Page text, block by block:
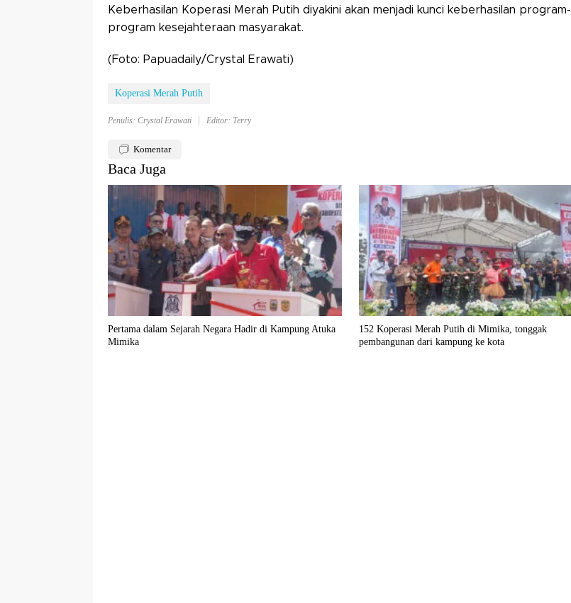
Keberhasilan Koperasi Merah Putih diyakini akan menjadi kunci keberhasilan program-
program kesejahteraan masyarakat.
(Foto: Papuadaily/Crystal Erawati)
Koperasi Merah Putih
Penulis: Crystal Erawati Editor: Terry
Komentar
Baca Juga
Pertama dalam Sejarah Negara Hadir di Kampung Atuka
Mimika
152 Koperasi Merah Putih di Mimika, tonggak
pembangunan dari kampung ke kota